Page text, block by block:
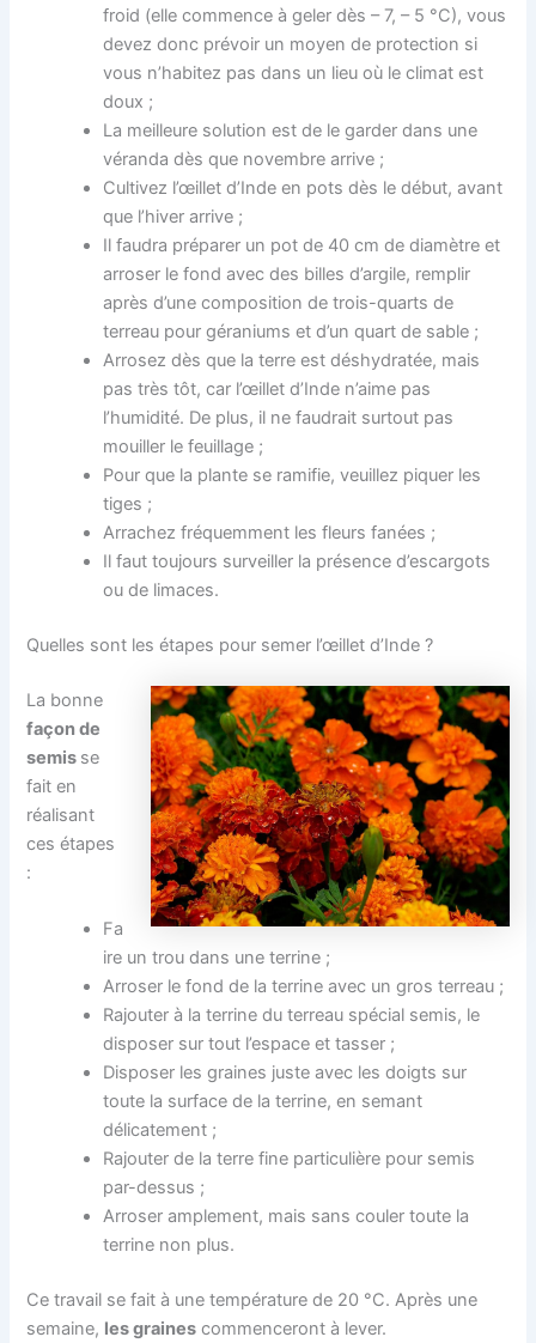
froid (elle commence à geler dès – 7, – 5 °C), vous
devez donc prévoir un moyen de protection si
vous n’habitez pas dans un lieu où le climat est
doux ;
La meilleure solution est de le garder dans une
véranda dès que novembre arrive ;
Cultivez l’œillet d’Inde en pots dès le début, avant
que l’hiver arrive ;
Il faudra préparer un pot de 40 cm de diamètre et
arroser le fond avec des billes d’argile, remplir
après d’une composition de trois-quarts de
terreau pour géraniums et d’un quart de sable ;
Arrosez dès que la terre est déshydratée, mais
pas très tôt, car l’œillet d’Inde n’aime pas
l’humidité. De plus, il ne faudrait surtout pas
mouiller le feuillage ;
Pour que la plante se ramifie, veuillez piquer les
tiges ;
Arrachez fréquemment les fleurs fanées ;
Il faut toujours surveiller la présence d’escargots
ou de limaces.
Quelles sont les étapes pour semer l’œillet d’Inde ?
La bonne
façon de
semis se
fait en
réalisant
ces étapes
:
Fa
ire un trou dans une terrine ;
Arroser le fond de la terrine avec un gros terreau ;
Rajouter à la terrine du terreau spécial semis, le
disposer sur tout l’espace et tasser ;
Disposer les graines juste avec les doigts sur
toute la surface de la terrine, en semant
délicatement ;
Rajouter de la terre fine particulière pour semis
par-dessus ;
Arroser amplement, mais sans couler toute la
terrine non plus.
Ce travail se fait à une température de 20 °C. Après une
semaine, les graines commenceront à lever.